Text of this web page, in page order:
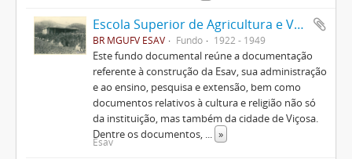
Escola Superior de Agricultura e Veterinária (ESAV)
BR MGUFV ESAV Fundo 1922 - 1949
Este fundo documental reúne a documentação
referente à construção da Esav, sua administração
e ao ensino, pesquisa e extensão, bem como
documentos relativos à cultura e religião não só
da instituição, mas também da cidade de Viçosa.
Dentre os documentos,
»
Esav